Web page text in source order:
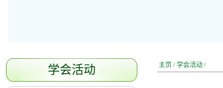
学会活动 主页 / 学会活动 /